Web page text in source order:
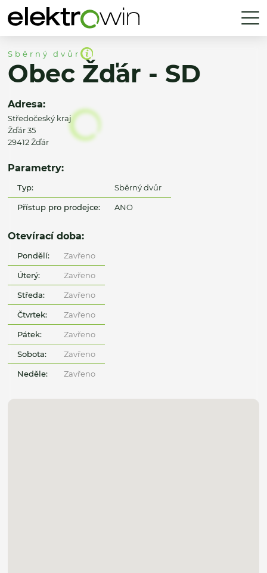
Sběrný dvůr
Obec Žďár - SD
Adresa:
Středočeský kraj
Žďár 35
29412 Žďár
Parametry:
Typ: Sběrný dvůr
Přístup pro prodejce: ANO
Otevírací doba:
Pondělí: Zavřeno
Úterý: Zavřeno
Středa: Zavřeno
Čtvrtek: Zavřeno
Pátek: Zavřeno
Sobota: Zavřeno
Neděle: Zavřeno